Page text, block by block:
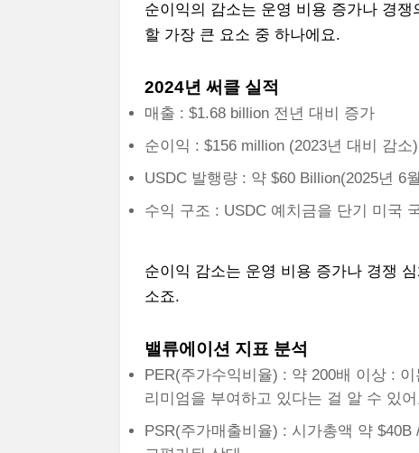
순이익의 감소는 운영 비용 증가나 경
할 가장 큰 요소 중 하나에요.
2024년 써클 실적
매출 : $1.68 billion 전년 대비 증가
순이익 : $156 million (2023년 대비 감소)
USDC 발행량 : 약 $60 Billion(2025년 6
수익 구조 : USDC 예치금을 단기 미국
순이익 감소는 운영 비용 증가나 경쟁
소죠.
밸류에이션 지표 분석
PER(주가수익비율) : 약 200배 이상 :
리미엄을 부여하고 있다는 걸 알 수 있
PSR(주가매출비율) : 시가총액 약